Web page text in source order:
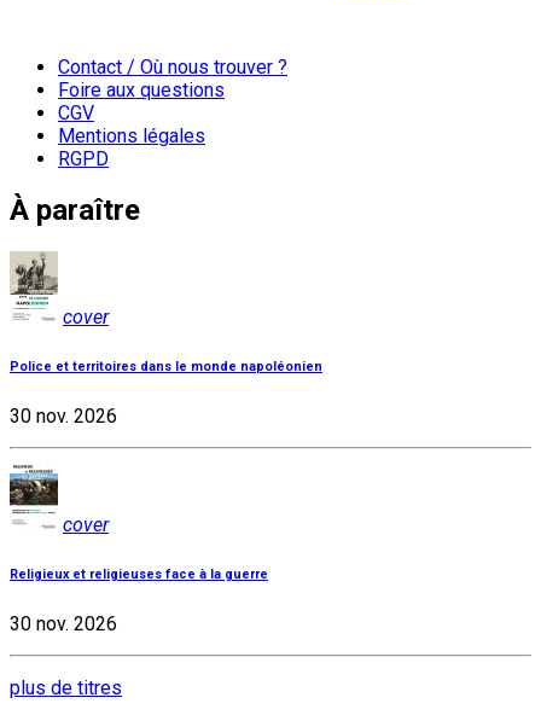
Contact / Où nous trouver ?
Foire aux questions
CGV
Mentions légales
RGPD
À paraître
cover
Police et territoires dans le monde napoléonien
30 nov. 2026
cover
Religieux et religieuses face à la guerre
30 nov. 2026
plus de titres